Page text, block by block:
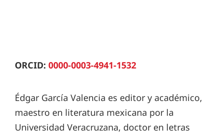
ORCID: 0000-0003-4941-1532
Édgar García Valencia es editor y académico,
maestro en literatura mexicana por la
Universidad Veracruzana, doctor en letras